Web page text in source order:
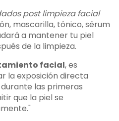
post limpieza facial
mascarilla, tónico, sérum
a mantener tu piel
de la limpieza.
facial, es
la exposición directa
las primeras
que la piel se